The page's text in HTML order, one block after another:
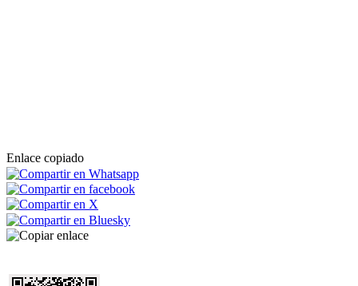
Enlace copiado